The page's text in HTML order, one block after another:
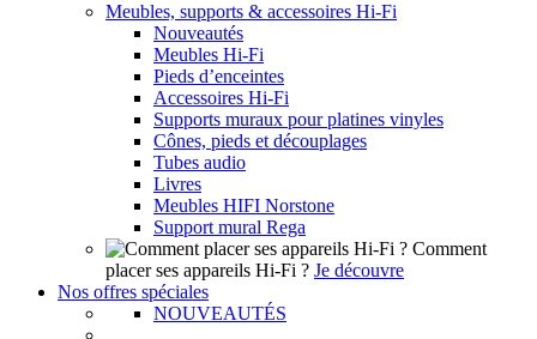
Meubles, supports & accessoires Hi-Fi
Nouveautés
Meubles Hi-Fi
Pieds d’enceintes
Accessoires Hi-Fi
Supports muraux pour platines vinyles
Cônes, pieds et découplages
Tubes audio
Livres
Meubles HIFI Norstone
Support mural Rega
Comment
placer ses appareils Hi-Fi ? Je découvre
Nos offres spéciales
NOUVEAUTÉS